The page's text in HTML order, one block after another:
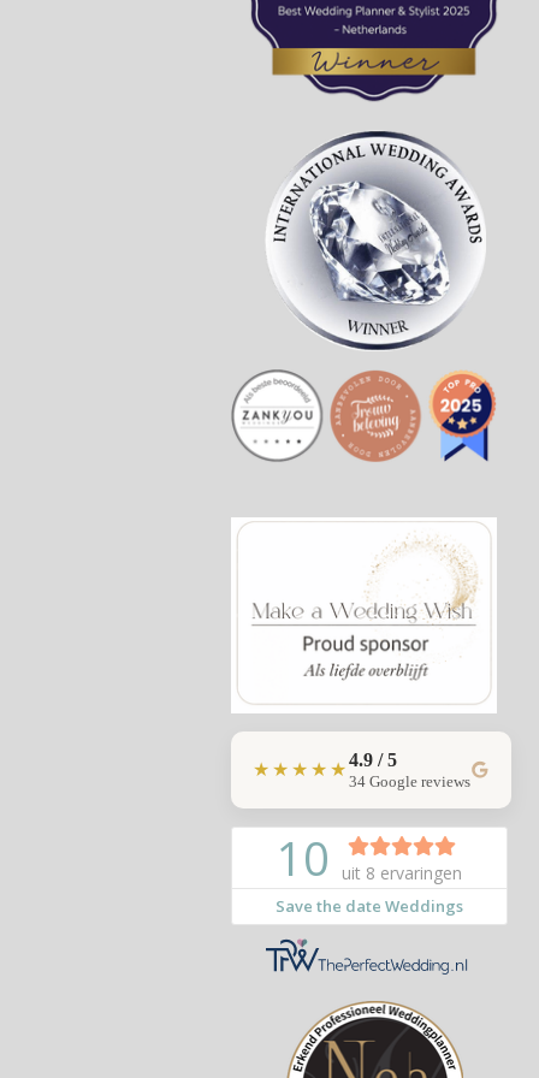
★★★★★4.9 / 5
34 Google reviews